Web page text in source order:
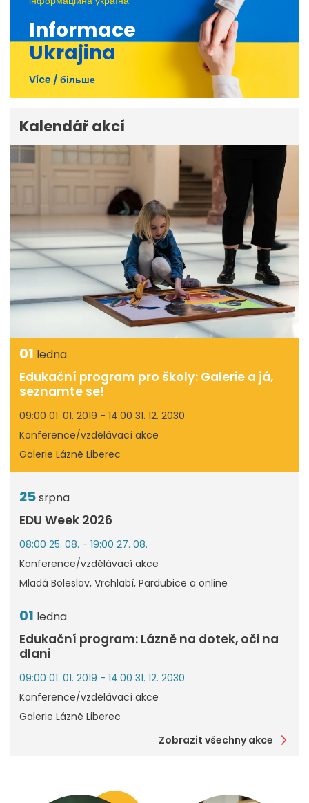
Informace
Ukrajina
Více / більше
Kalendář akcí
01 ledna
Edukační program pro školy: Galerie a já,
seznamte se!
09:00 01. 01. 2019 - 14:00 31. 12. 2030
Konference/vzdělávací akce
Galerie Lázně Liberec
25srpna
EDU Week 2026
08:00 25. 08. - 19:00 27. 08.
Konference/vzdělávací akce
Mladá Boleslav, Vrchlabí, Pardubice a online
01 ledna
Edukační program: Lázně na dotek, oči na
dlani
09:00 01. 01. 2019 - 14:00 31. 12. 2030
Konference/vzdělávací akce
Galerie Lázně Liberec
Zobrazit všechny akce